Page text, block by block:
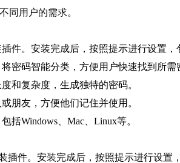
同用户的需求。
件。安装完成后，按照提示进行设置，
密码智能分类，方便用户快速找到所需
和复杂度，生成独特的密码。
朋友，方便他们记住并使用。
括Windows、Mac、Linux等。
插件。安装完成后，按照提示进行设置